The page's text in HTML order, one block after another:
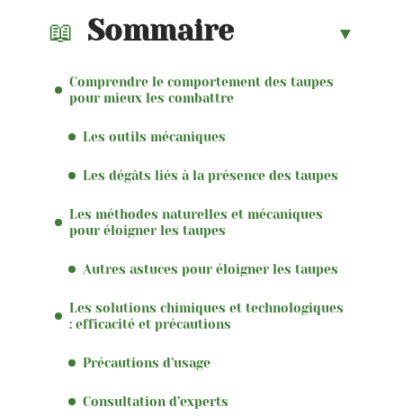
Sommaire
Comprendre le comportement des taupes
pour mieux les combattre
Les outils mécaniques
Les dégâts liés à la présence des taupes
Les méthodes naturelles et mécaniques
pour éloigner les taupes
Autres astuces pour éloigner les taupes
Les solutions chimiques et technologiques
: efficacité et précautions
Précautions d’usage
Consultation d’experts